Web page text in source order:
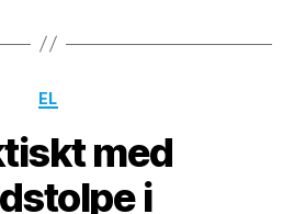
Kategorier
EL
med
i